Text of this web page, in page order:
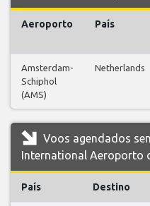
Aeroporto País
Amsterdam-
Schiphol
(AMS)
Netherlands
Voos agendados
International Aeroporto
País Destino